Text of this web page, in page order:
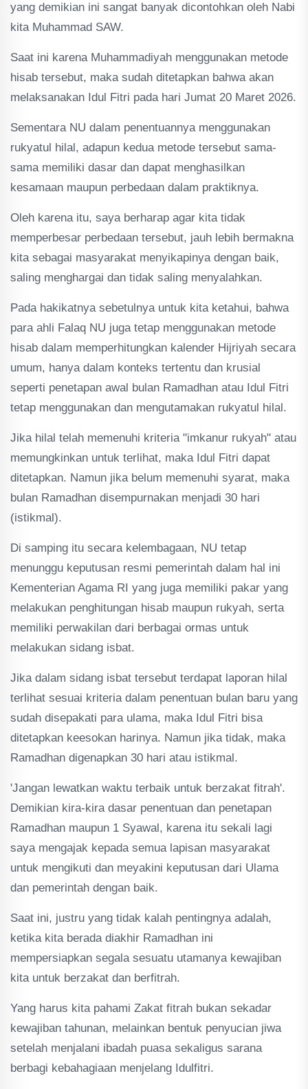
yang demikian ini sangat banyak dicontohkan oleh Nabi
kita Muhammad SAW.
Saat ini karena Muhammadiyah menggunakan metode
hisab tersebut, maka sudah ditetapkan bahwa akan
melaksanakan Idul Fitri pada hari Jumat 20 Maret 2026.
Sementara NU dalam penentuannya menggunakan
rukyatul hilal, adapun kedua metode tersebut sama-
sama memiliki dasar dan dapat menghasilkan
kesamaan maupun perbedaan dalam praktiknya.
Oleh karena itu, saya berharap agar kita tidak
memperbesar perbedaan tersebut, jauh lebih bermakna
kita sebagai masyarakat menyikapinya dengan baik,
saling menghargai dan tidak saling menyalahkan.
Pada hakikatnya sebetulnya untuk kita ketahui, bahwa
para ahli Falaq NU juga tetap menggunakan metode
hisab dalam memperhitungkan kalender Hijriyah secara
umum, hanya dalam konteks tertentu dan krusial
seperti penetapan awal bulan Ramadhan atau Idul Fitri
tetap menggunakan dan mengutamakan rukyatul hilal.
Jika hilal telah memenuhi kriteria "imkanur rukyah" atau
memungkinkan untuk terlihat, maka Idul Fitri dapat
ditetapkan. Namun jika belum memenuhi syarat, maka
bulan Ramadhan disempurnakan menjadi 30 hari
(istikmal).
Di samping itu secara kelembagaan, NU tetap
menunggu keputusan resmi pemerintah dalam hal ini
Kementerian Agama RI yang juga memiliki pakar yang
melakukan penghitungan hisab maupun rukyah, serta
memiliki perwakilan dari berbagai ormas untuk
melakukan sidang isbat.
Jika dalam sidang isbat tersebut terdapat laporan hilal
terlihat sesuai kriteria dalam penentuan bulan baru yang
sudah disepakati para ulama, maka Idul Fitri bisa
ditetapkan keesokan harinya. Namun jika tidak, maka
Ramadhan digenapkan 30 hari atau istikmal.
'Jangan lewatkan waktu terbaik untuk berzakat fitrah'.
Demikian kira-kira dasar penentuan dan penetapan
Ramadhan maupun 1 Syawal, karena itu sekali lagi
saya mengajak kepada semua lapisan masyarakat
untuk mengikuti dan meyakini keputusan dari Ulama
dan pemerintah dengan baik.
Saat ini, justru yang tidak kalah pentingnya adalah,
ketika kita berada diakhir Ramadhan ini
mempersiapkan segala sesuatu utamanya kewajiban
kita untuk berzakat dan berfitrah.
Yang harus kita pahami Zakat fitrah bukan sekadar
kewajiban tahunan, melainkan bentuk penyucian jiwa
setelah menjalani ibadah puasa sekaligus sarana
berbagi kebahagiaan menjelang Idulfitri.